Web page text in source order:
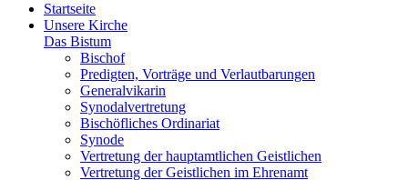
Startseite
Unsere Kirche
Das Bistum
Bischof
Predigten, Vorträge und Verlautbarungen
Generalvikarin
Synodalvertretung
Bischöfliches Ordinariat
Synode
Vertretung der hauptamtlichen Geistlichen
Vertretung der Geistlichen im Ehrenamt